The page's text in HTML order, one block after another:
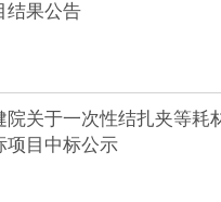
结果公告
院关于一次性结扎夹等耗
项目中标公示